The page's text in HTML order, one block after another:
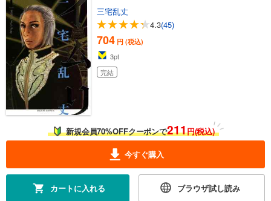
三宅乱丈
4.3(45)
704 円 (税込)
3pt
完結
新規会員70%OFFクーポンで211円(税込)
今すぐ購入
カートに入れる ブラウザ試し読み